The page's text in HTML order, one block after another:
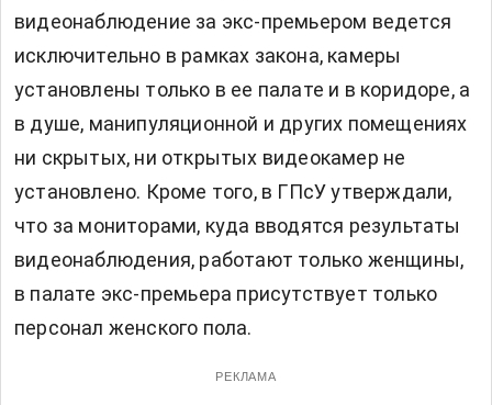
видеонаблюдение за экс-премьером ведется
исключительно в рамках закона, камеры
установлены только в ее палате и в коридоре, а
в душе, манипуляционной и других помещениях
ни скрытых, ни открытых видеокамер не
установлено. Кроме того, в ГПсУ утверждали,
что за мониторами, куда вводятся результаты
видеонаблюдения, работают только женщины,
в палате экс-премьера присутствует только
персонал женского пола.
РЕКЛАМА